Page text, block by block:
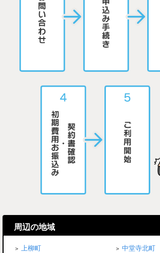
周辺の地域
上柳町
中堂寺北町